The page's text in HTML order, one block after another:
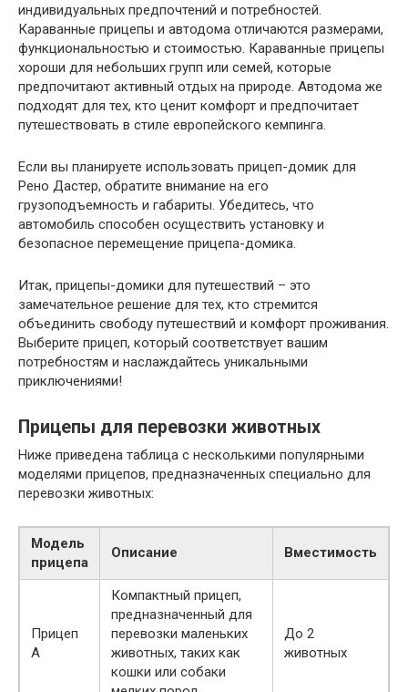
индивидуальных предпочтений и потребностей.
Караванные прицепы и автодома отличаются размерами,
функциональностью и стоимостью. Караванные прицепы
хороши для небольших групп или семей, которые
предпочитают активный отдых на природе. Автодома же
подходят для тех, кто ценит комфорт и предпочитает
путешествовать в стиле европейского кемпинга.
Если вы планируете использовать прицеп-домик для
Рено Дастер, обратите внимание на его
грузоподъемность и габариты. Убедитесь, что
автомобиль способен осуществить установку и
безопасное перемещение прицепа-домика.
Итак, прицепы-домики для путешествий – это
замечательное решение для тех, кто стремится
объединить свободу путешествий и комфорт проживания.
Выберите прицеп, который соответствует вашим
потребностям и наслаждайтесь уникальными
приключениями!
Прицепы для перевозки животных
Ниже приведена таблица с несколькими популярными
моделями прицепов, предназначенных специально для
перевозки животных:
Модель
прицепа
Описание Вместимость
Прицеп
A
Компактный прицеп,
предназначенный для
перевозки маленьких
животных, таких как
кошки или собаки
До 2
животных